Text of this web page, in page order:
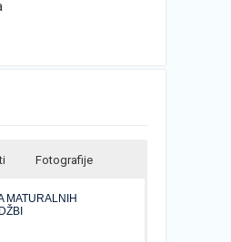
Fotografije
MATURALNIH